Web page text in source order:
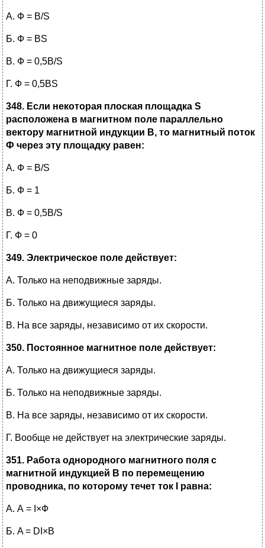
А. Ф = В/S
Б. Ф = ВS
В. Ф = 0,5В/S
Г. Ф = 0,5ВS
348. Если некоторая плоская площадка S
расположена в магнитном поле параллельно
вектору магнитной индукции В, то магнитный поток
Ф через эту площадку равен:
А. Ф = В/S
Б. Ф = 1
В. Ф = 0,5В/S
Г. Ф = 0
349. Электрическое поле действует:
А. Только на неподвижные заряды.
Б. Только на движущиеся заряды.
В. На все заряды, независимо от их скорости.
350. Постоянное магнитное поле действует:
А. Только на движущиеся заряды.
Б. Только на неподвижные заряды.
В. На все заряды, независимо от их скорости.
Г. Вообще не действует на электрические заряды.
351. Работа однородного магнитного поля с
магнитной индукцией В по перемещению
проводника, по которому течет ток
равна:
А. А = I×Ф
Б. A = DI×B